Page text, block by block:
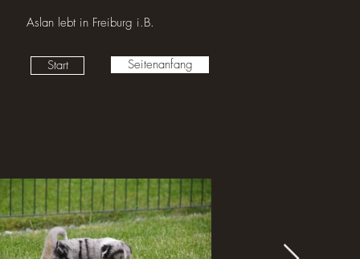
Aslan lebt in Freiburg i.B.
Start Seitenanfang